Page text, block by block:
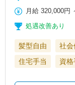
月給 320,000円
処遇改善あり
髪型自由 社会
住宅手当
資格